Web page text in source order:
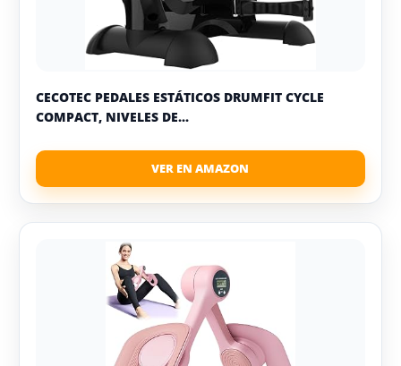
CECOTEC PEDALES ESTÁTICOS DRUMFIT CYCLE
COMPACT, NIVELES DE...